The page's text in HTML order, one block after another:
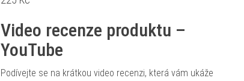
Video recenze produktu –
YouTube
Podívejte se na krátkou video recenzi, která vám ukáže